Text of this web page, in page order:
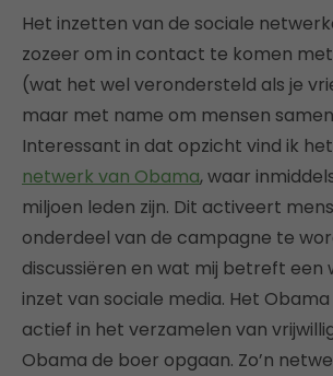
Het inzetten van de sociale
zozeer om in contact te komen
(wat het wel verondersteld als je
maar met name om mensen
Interessant in dat opzicht vind ik het
netwerk van Obama, waar
miljoen leden zijn. Dit activeert
onderdeel van de campagne te
discussiëren en wat mij betreft een
inzet van sociale media. Het
actief in het verzamelen van
Obama de boer opgaan. Zo’n